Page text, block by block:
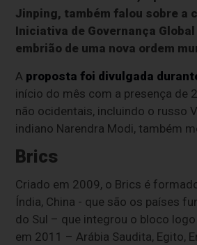
Jinping, também falou sobre a
Iniciativa de Governança Global
embrião de uma nova ordem
A proposta foi divulgada
início do mês com a presença de
não ocidentais, incluindo o russo
indiano Narendra Modi, também
Brics
Criado em 2009, o Brics é
Índia, China - que são os países
do Sul – que integrou o bloco
em 2011 – Arábia Saudita, Egito,